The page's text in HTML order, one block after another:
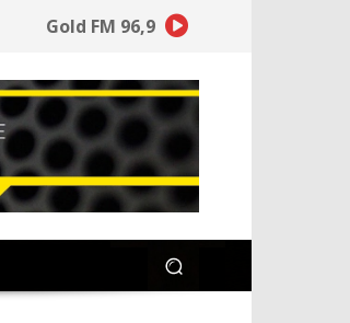
Gold FM 96,9